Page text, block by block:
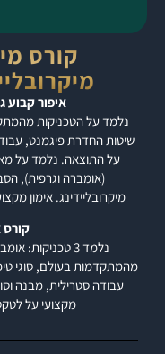
קורס
איפור קבוע
נלמד על הטכניקות
שיטות החדרת פיגמנט,
(אומברה וגרפית),
מיקרובליידינג. אימון
קורס
נלמד 3
מהמתקדמות בעולם, סוגי
עבודה סטרילית, מבנה
מקצועי על